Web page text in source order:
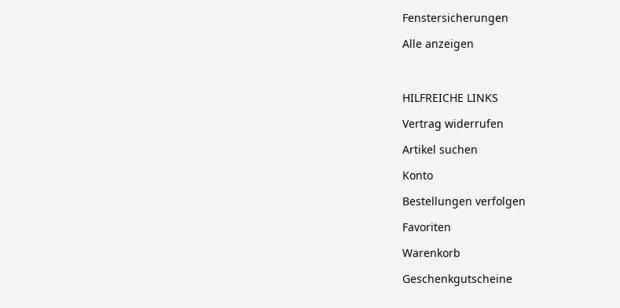
Fenstersicherungen
Alle anzeigen
HILFREICHE LINKS
Vertrag widerrufen
Artikel suchen
Konto
Bestellungen verfolgen
Favoriten
Warenkorb
Geschenkgutscheine